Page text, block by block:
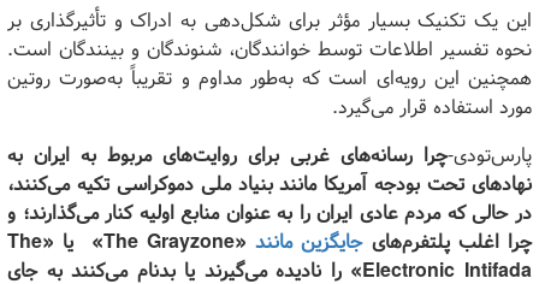
این یک تکنیک بسیار مؤثر برای شکل‌دهی به ادراک و تأثیرگذاری بر
نحوه تفسیر اطلاعات توسط خوانندگان، شنوندگان و بینندگان است.
همچنین این رویه‌ای است که به‌طور مداوم و تقریباً به‌صورت روتین
مورد استفاده قرار می‌گیرد.
پارس‌تودی-چرا رسانه‌های غربی برای روایت‌های مربوط به ایران به
نهادهای تحت بودجه آمریکا مانند بنیاد ملی دموکراسی تکیه می‌کنند،
در حالی که مردم عادی ایران را به عنوان منابع اولیه کنار می‌گذارند؛ و
چرا اغلب پلتفرم‌هایجایگزین مانند «
The Grayzone
» یا «The
Electronic Intifada
» را نادیده می‌گیرند یا بدنام می‌کنند به جای